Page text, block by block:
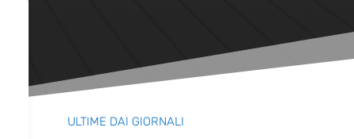
ULTIME DAI GIORNALI